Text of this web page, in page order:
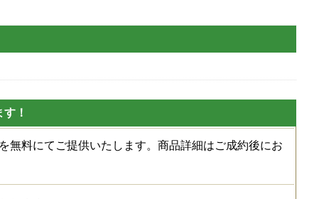
！
無料にてご提供いたします。商品詳細はご成約後にお